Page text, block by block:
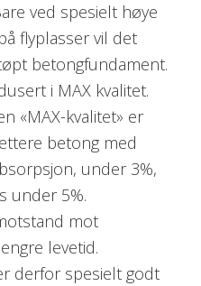
ved spesielt høye
flyplasser vil det
betongfundament.
i MAX kvalitet.
«MAX-kvalitet» er
betong med
under 3%,
under 5%.
mot
levetid.
derfor spesielt godt